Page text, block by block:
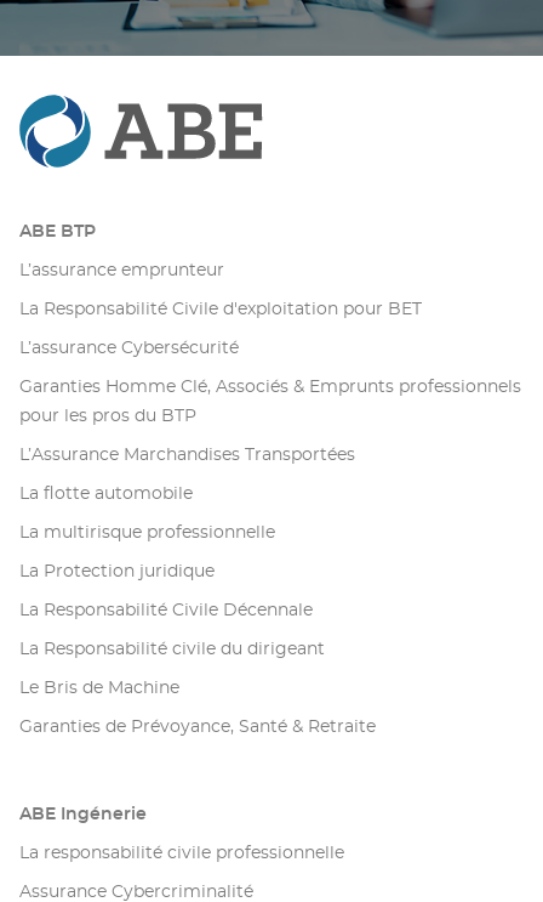
ABE BTP
L’assurance emprunteur
La Responsabilité Civile d'exploitation pour BET
L’assurance Cybersécurité
Garanties Homme Clé, Associés & Emprunts professionnels
pour les pros du BTP
L’Assurance Marchandises Transportées
La flotte automobile
La multirisque professionnelle
La Protection juridique
La Responsabilité Civile Décennale
La Responsabilité civile du dirigeant
Le Bris de Machine
Garanties de Prévoyance, Santé & Retraite
ABE Ingénerie
La responsabilité civile professionnelle
Assurance Cybercriminalité